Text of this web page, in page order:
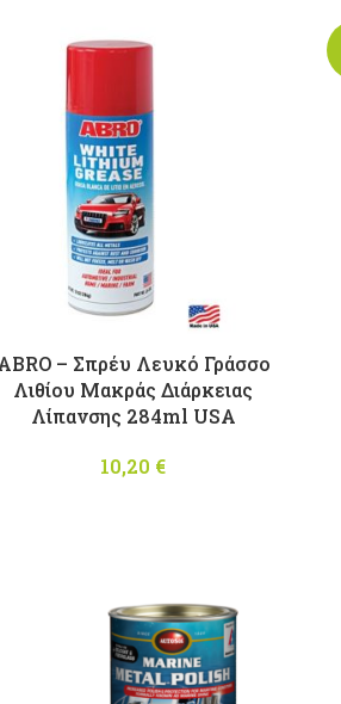
– Σπρέυ Λευκό Γράσσο
Λιθίου Μακράς Διάρκειας
Λίπανσης 284ml USA
10,20 €